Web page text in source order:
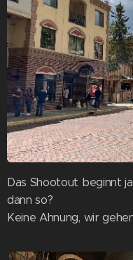
Das Shootout beginnt
dann so?
Keine Ahnung, wir